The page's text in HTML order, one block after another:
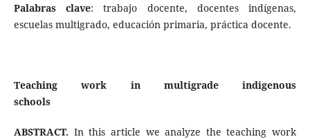
Palabras clave: trabajo docente, docentes indígenas,
escuelas multigrado, educación primaria, práctica docente.
Teaching work in multigrade indigenous
schools
ABSTRACT. In this article we analyze the teaching work